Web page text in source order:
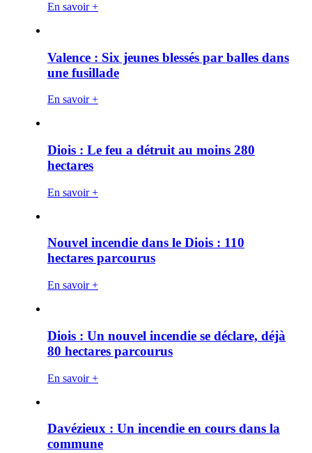
En savoir +
Valence : Six jeunes blessés par balles dans
une fusillade
En savoir +
Diois : Le feu a détruit au moins 280
hectares
En savoir +
Nouvel incendie dans le Diois : 110
hectares parcourus
En savoir +
Diois : Un nouvel incendie se déclare, déjà
80 hectares parcourus
En savoir +
Davézieux : Un incendie en cours dans la
commune